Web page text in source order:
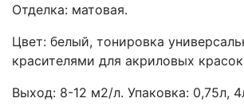
Отделка: матовая.
Цвет: белый, тонировка
красителями для акриловых
Выход: 8-12 м2/л. Упаковка: 0,75л,